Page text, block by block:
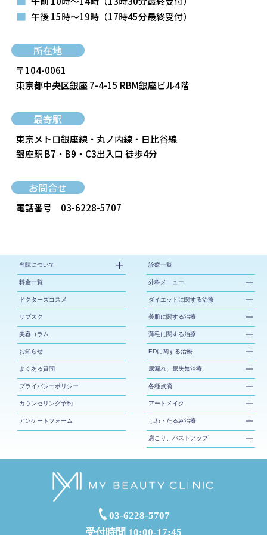
■ 午後 15時～19時 （17時45分最終受付）
所在地
〒104-0061
東京都中央区銀座 7-4-15 RBM銀座ビル4階
最寄駅
東京メトロ銀座線・丸ノ内線・日比谷線
銀座駅 B7・B9・C3出入口 徒歩4分
お問合せ
電話番号 03-6228-5707
当院について
料金一覧
ドクターズコスメ
サブスク
美容コラム
お知らせ
よくある質問
プライバシーポリシー
カウンセリング予約
アンケートフォーム
診療一覧
外科メニュー
ダイエットに関する治療
美肌に関する治療
薄毛に関する治療
EDに関する治療
尿漏れ、尿失禁治療
各種点滴
アートメイク
しわ・たるみ治療
肩こり、バストアップ
03-6228-5707
受付時間 10:00-17:45